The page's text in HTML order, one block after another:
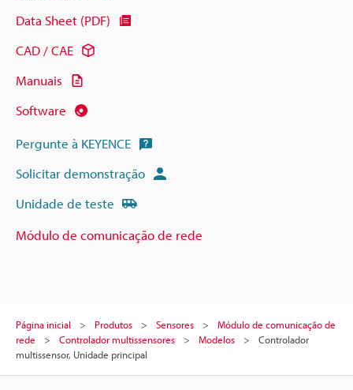
Data Sheet (PDF)
CAD / CAE
Manuais
Software
Pergunte à KEYENCE
Solicitar demonstração
Unidade de teste
Módulo de comunicação de rede
Página inicial Produtos Sensores
Módulo de comunicação de
rede
Controlador multissensores Modelos
Controlador
multissensor, Unidade principal